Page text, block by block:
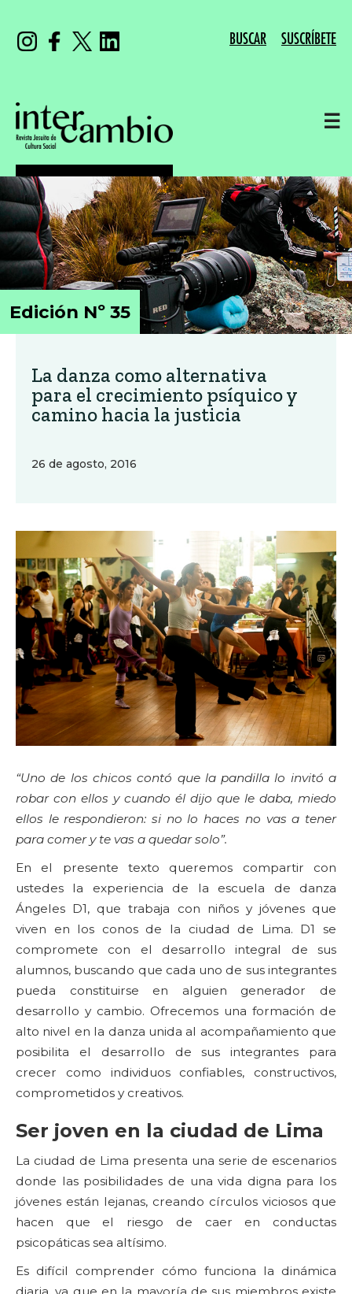
BUSCAR SUSCRÍBETE
☰
Edición Nº 35
La danza como alternativa
para el crecimiento psíquico y
camino hacia la justicia
26 de agosto, 2016
“Uno de los chicos contó que la pandilla lo invitó a
robar con ellos y cuando él dijo que le daba, miedo
ellos le respondieron: si no lo haces no vas a tener
para comer y te vas a quedar solo”.
En el presente texto queremos compartir con
ustedes la experiencia de la escuela de danza
Ángeles D1, que trabaja con niños y jóvenes que
viven en los conos de la ciudad de Lima. D1 se
compromete con el desarrollo integral de sus
alumnos, buscando que cada uno de sus integrantes
pueda constituirse en alguien generador de
desarrollo y cambio. Ofrecemos una formación de
alto nivel en la danza unida al acompañamiento que
posibilita el desarrollo de sus integrantes para
crecer como individuos confiables, constructivos,
comprometidos y creativos.
Ser joven en la ciudad de Lima
La ciudad de Lima presenta una serie de escenarios
donde las posibilidades de una vida digna para los
jóvenes están lejanas, creando círculos viciosos que
hacen que el riesgo de caer en conductas
psicopáticas sea altísimo.
Es difícil comprender cómo funciona la dinámica